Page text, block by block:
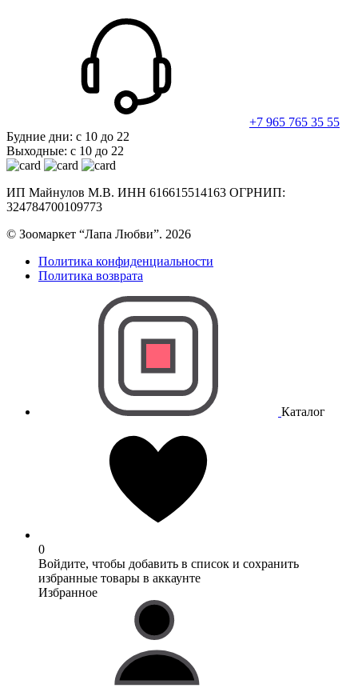
+7 965 765 35 55
Будние дни: с 10 до 22
Выходные: с 10 до 22
ИП Майнулов М.В. ИНН 616615514163 ОГРНИП:
324784700109773
© Зоомаркет “Лапа Любви”. 2026
Политика конфиденциальности
Политика возврата
Каталог
0
Войдите, чтобы добавить в список и сохранить
избранные товары в аккаунте
Избранное